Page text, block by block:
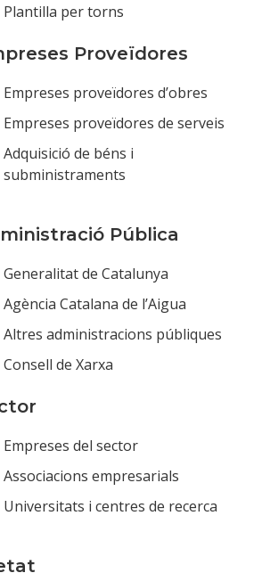
Plantilla per torns
Proveïdores
Empreses proveïdores d’obres
Empreses proveïdores de serveis
Adquisició de béns i
subministraments
Pública
Generalitat de Catalunya
Agència Catalana de l’Aigua
Altres administracions públiques
Consell de Xarxa
Empreses del sector
Associacions empresarials
Universitats i centres de recerca